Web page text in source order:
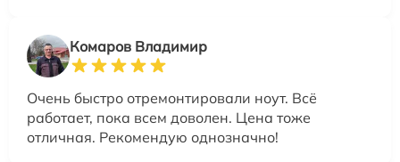
Комаров Владимир
Очень быстро отремонтировали ноут. Всё
работает, пока всем доволен. Цена тоже
отличная. Рекомендую однозначно!